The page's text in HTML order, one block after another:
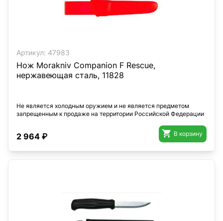
Артикул: 47983
Нож Morakniv Companion F Rescue,
нержавеющая сталь, 11828
Не является холодным оружием и не является предметом
запрещенным к продаже на территории Российской Федерации
2 964 ₽  В корзину